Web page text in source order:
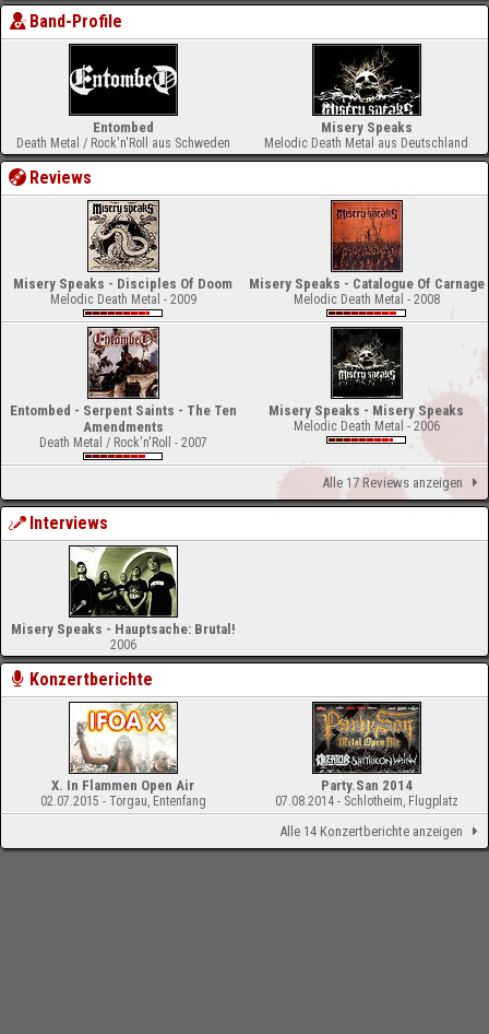
Band-Profile
Entombed
Death Metal / Rock'n'Roll aus Schweden
Misery Speaks
Melodic Death Metal aus Deutschland
Reviews
Misery Speaks - Disciples Of Doom
Melodic Death Metal - 2009
Misery Speaks - Catalogue Of Carnage
Melodic Death Metal - 2008
Entombed - Serpent Saints - The Ten
Amendments
Death Metal / Rock'n'Roll - 2007
Misery Speaks - Misery Speaks
Melodic Death Metal - 2006
Alle 17 Reviews anzeigen
Interviews
Misery Speaks - Hauptsache: Brutal!
2006
Konzertberichte
X. In Flammen Open Air
02.07.2015 - Torgau, Entenfang
Party.San 2014
07.08.2014 - Schlotheim, Flugplatz
Alle 14 Konzertberichte anzeigen